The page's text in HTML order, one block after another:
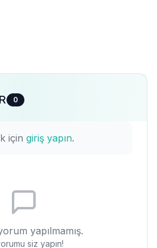
0
için giriş yapın.
yapılmamış.
siz yapın!